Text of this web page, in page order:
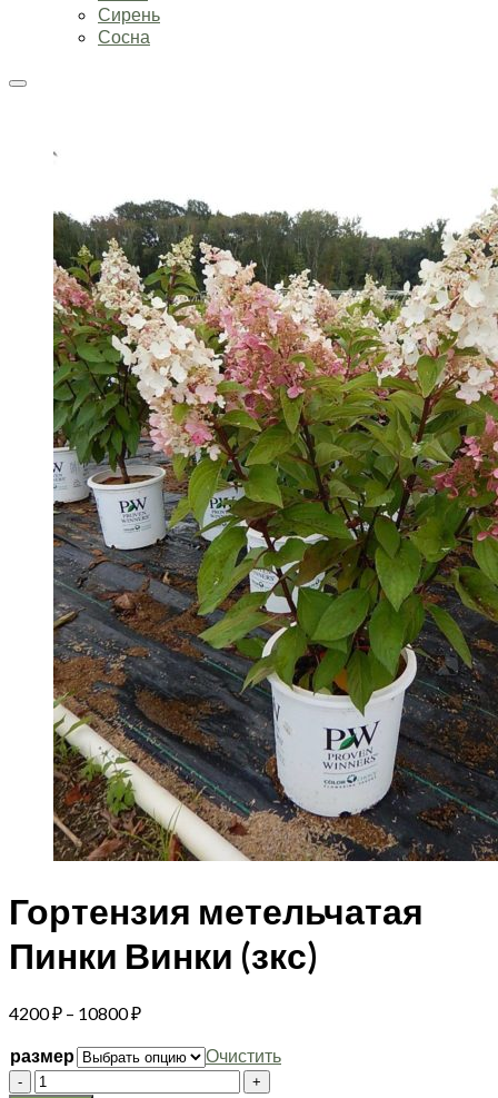
Сирень
Сосна
Гортензия метельчатая
Пинки Винки (зкс)
4200₽ – 10800₽Диапазон
4200 ₽
размер
Очистить
Количество